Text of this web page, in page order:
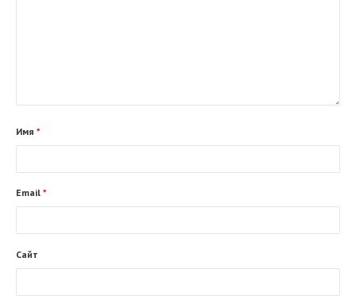
Имя *
Email *
Сайт